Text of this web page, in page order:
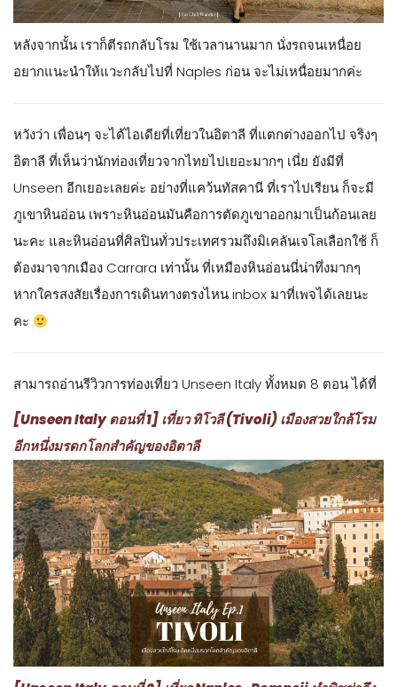
หลังจากนั้น เราก็ตีรถกลับโรม ใช้เวลานานมาก นั่งรถจนเหนื่อย
อยากแนะนำให้แวะกลับไปที่ Naples ก่อน จะไม่เหนื่อยมากค่ะ
หวังว่า เพื่อนๆ จะได้ไอเดียที่เที่ยวในอิตาลี ที่แตกต่างออกไป จริงๆ
อิตาลี ที่เห็นว่านักท่องเที่ยวจากไทยไปเยอะมากๆ เนี่ย ยังมีที่
Unseen อีกเยอะเลยค่ะ อย่างที่แคว้นทัสคานี ที่เราไปเรียน ก็จะมี
ภูเขาหินอ่อน เพราะหินอ่อนมันคือการตัดภูเขาออกมาเป็นก้อนเลย
นะคะ และหินอ่อนที่ศิลปินทั่วประเทศรวมถึงมิเคลันเจโลเลือกใช้ ก็
ต้องมาจากเมือง Carrara เท่านั้น ที่เหมืองหินอ่อนนี่น่าทึ่งมากๆ
หากใครสงสัยเรื่องการเดินทางตรงไหน inbox มาที่เพจได้เลยนะ
คะ
สามารถอ่านรีวิวการท่องเที่ยว Unseen Italy ทั้งหมด 8 ตอน ได้ที่
[Unseen Italy ตอนที่ 1] เที่ยว ทิโวลี (Tivoli) เมืองสวยใกล้โรม
อีกหนึ่งมรดกโลกสำคัญของอิตาลี